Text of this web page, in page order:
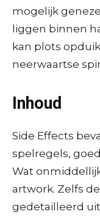
mogelijk
liggen binnen
kan plots
neerwaartse
Inhoud
Side Effects
spelregels,
Wat
artwork. Zelfs
gedetailleerd